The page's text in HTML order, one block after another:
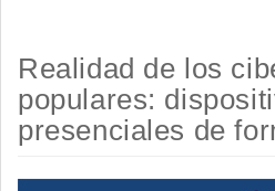
Realidad de los
populares:
presenciales de